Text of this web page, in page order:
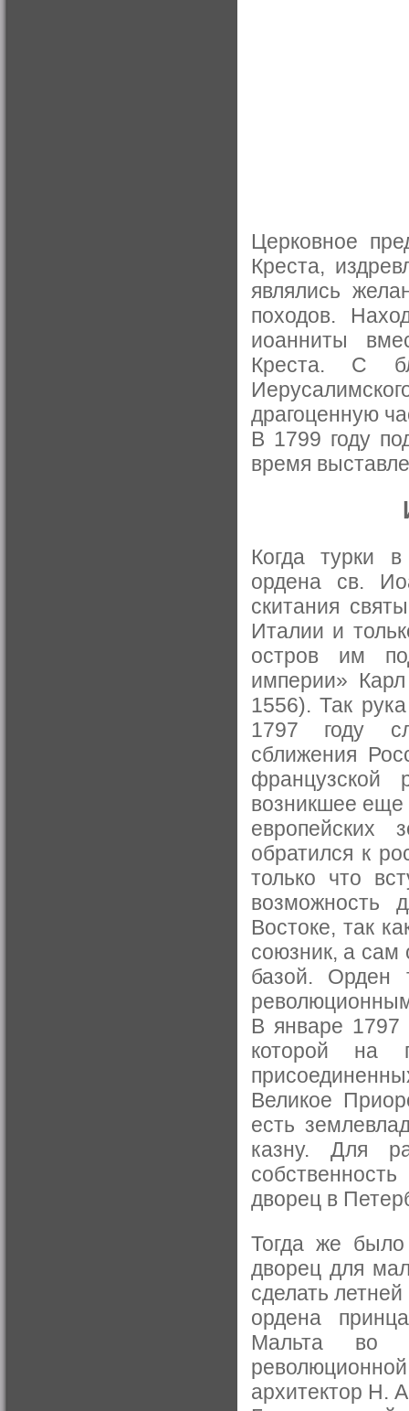
Церковное
Креста,
являлись
походов.
иоанниты
Креста. С
драгоценную
В 1799 году
время
Когда турки
ордена св.
скитания
Италии и
остров им
империи»
1556). Так
1797 году
сближения
французской
возникшее еще
обратился к
только что
возможность
Востоке, так
союзник, а сам
базой. Орден
В январе 1797
которой на
Великое
есть
казну. Для
дворец в
Тогда же было
дворец для
сделать
ордена
Мальта во
архитектор Н.